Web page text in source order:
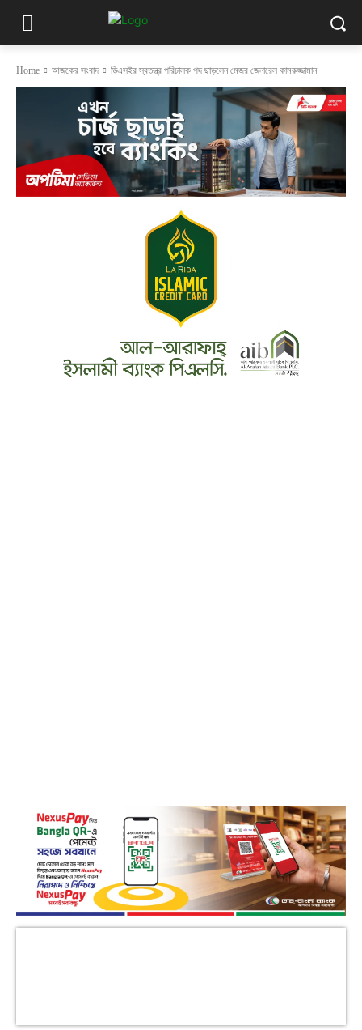
Home আজকের সংবাদ ডিএসইর স্বতন্ত্র পরিচালক পদ ছাড়লেন মেজর জেনারেল কামরুজ্জামান